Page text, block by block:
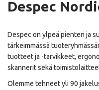
Despec
Despec on ylpeä pienten ja
tärkeimmässä
tuotteet ja -tarvikkeet,
skannerit sekä
Olemme tehneet yli 90